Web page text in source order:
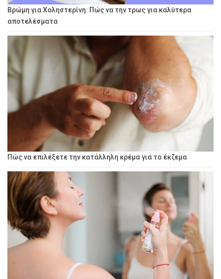
Βρώμη για Χοληστερίνη: Πώς να την τρως για καλύτερα
αποτελέσματα
Πώς να επιλέξετε την κατάλληλη κρέμα για το έκζεμα